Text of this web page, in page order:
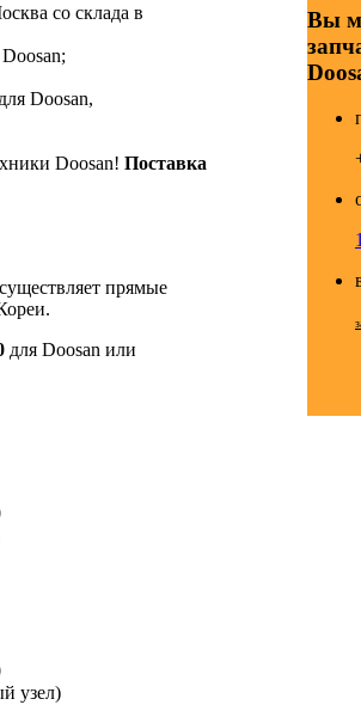
со склада в
Doosan,
Doosan! Поставка
прямые
для Doosan или
Вы
узел)